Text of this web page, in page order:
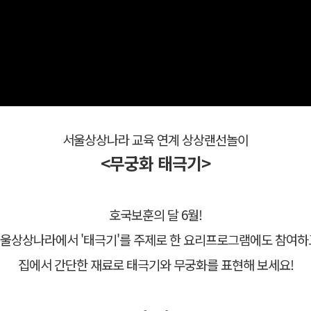
서울상상나라 교육 연계 상상랜선놀이
<무궁화 태극기>
호국보훈의 달 6월!
상상나라에서 '태극기'를 주제로 한 요리프로그램에도 참여
집에서 간단한 재료로 태극기와 무궁화를 표현해 보세요!